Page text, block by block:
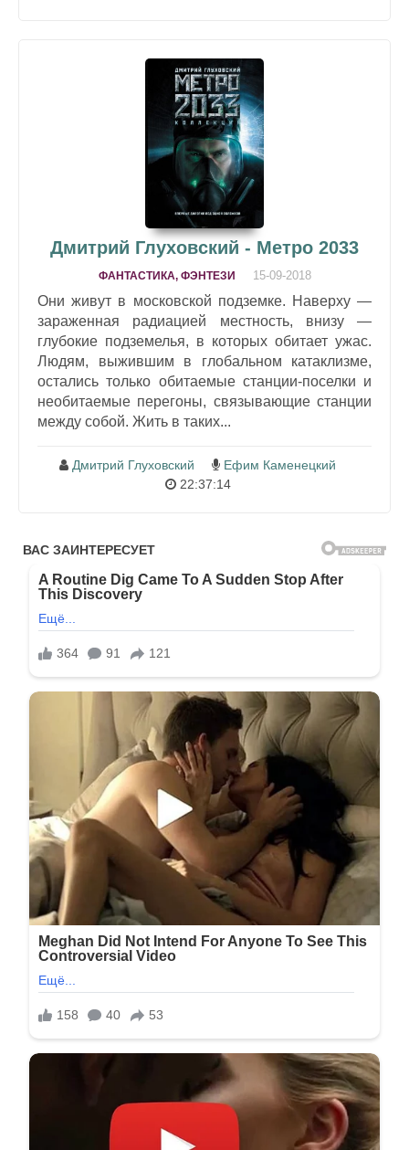
Дмитрий Глуховский - Метро 2033
ФАНТАСТИКА, ФЭНТЕЗИ 15-09-2018
Они живут в московской подземке. Наверху —
зараженная радиацией местность, внизу —
глубокие подземелья, в которых обитает ужас.
Людям, выжившим в глобальном катаклизме,
остались только обитаемые станции-поселки и
необитаемые перегоны, связывающие станции
между собой. Жить в таких...
Дмитрий Глуховский
Ефим Каменецкий
22:37:14